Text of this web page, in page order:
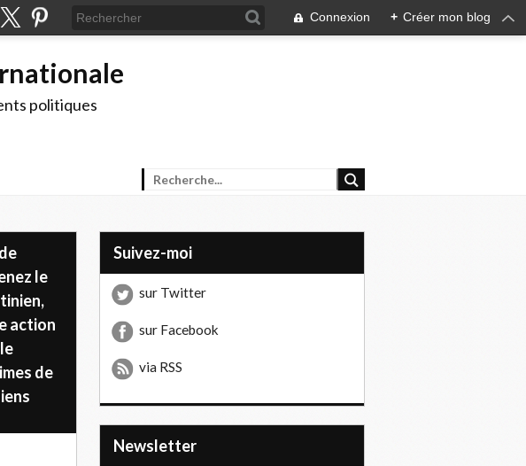
Connexion + Créer mon blog
politiques
le
action
de
Suivez-moi
sur Twitter
sur Facebook
via RSS
Newsletter